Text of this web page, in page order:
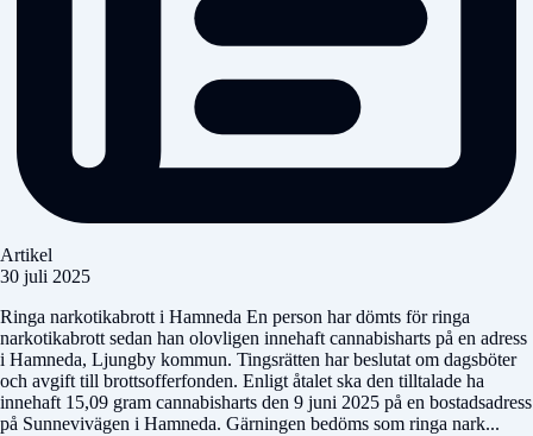
Artikel
30 juli 2025
Ringa narkotikabrott i Hamneda En person har dömts för ringa
narkotikabrott sedan han olovligen innehaft cannabisharts på en adress
i Hamneda, Ljungby kommun. Tingsrätten har beslutat om dagsböter
och avgift till brottsofferfonden. Enligt åtalet ska den tilltalade ha
innehaft 15,09 gram cannabisharts den 9 juni 2025 på en bostadsadress
på Sunnevivägen i Hamneda. Gärningen bedöms som ringa nark...